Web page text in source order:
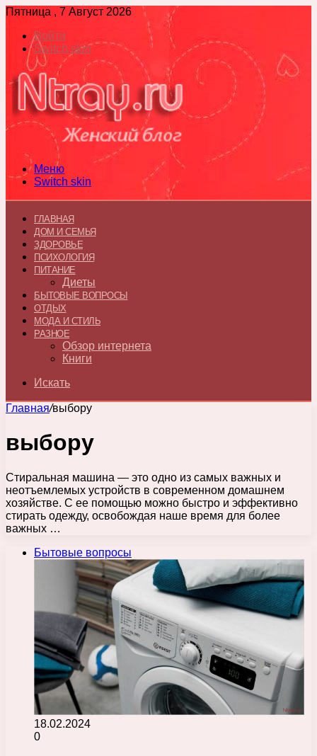
Пятница , 7 Август 2026
Войти
Switch skin
Меню
Switch skin
ГЛАВНАЯ
ДОМ И СЕМЬЯ
ЗДОРОВЬЕ
ПСИХОЛОГИЯ
ПИТАНИЕ
Диеты
БЫТОВЫЕ ВОПРОСЫ
ОТДЫХ
МОДА И СТИЛЬ
РАЗНОЕ
Обзор интернета
Книги
Искать
Главная/выбору
выбору
Стиральная машина — это одно из самых важных и
неотъемлемых устройств в современном домашнем
хозяйстве. С ее помощью можно быстро и эффективно
стирать одежду, освобождая наше время для более
важных …
Бытовые вопросы
18.02.2024
0